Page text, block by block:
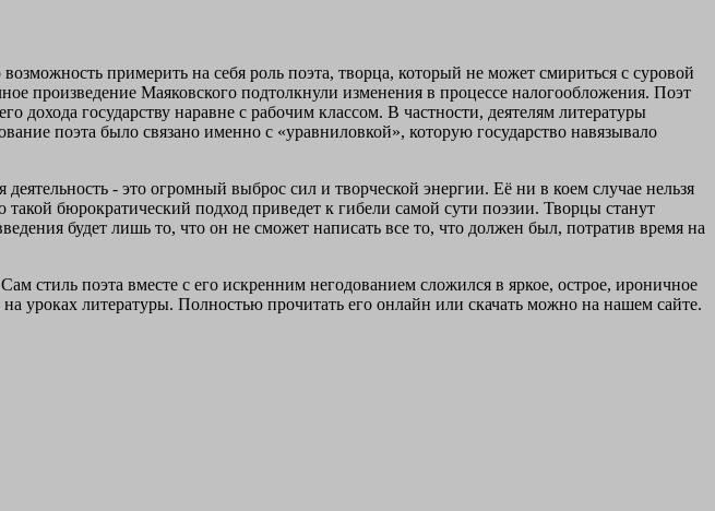
примерить на себя роль поэта, творца, который не может смириться с суровой
произведение Маяковского подтолкнули изменения в процессе налогообложения. Поэт
дохода государству наравне с рабочим классом. В частности, деятелям литературы
поэта было связано именно с «уравниловкой», которую государство навязывало
- это огромный выброс сил и творческой энергии. Её ни в коем случае нельзя
бюрократический подход приведет к гибели самой сути поэзии. Творцы станут
будет лишь то, что он не сможет написать все то, что должен был, потратив время на
стиль поэта вместе с его искренним негодованием сложился в яркое, острое, ироничное
уроках литературы. Полностью прочитать его онлайн или скачать можно на нашем сайте.